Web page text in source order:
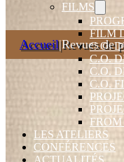
FILMS
FILM
C.O.
C.O.
C.O.
C.O.
LES ATELIERS
CONFÉRENCES
ACTUALITÉS
Accueil|Revues de